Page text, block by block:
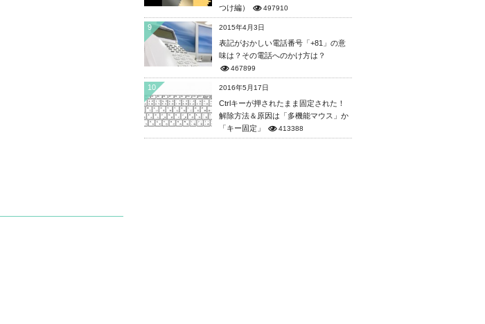
つけ編）
497910
9 2015年4月3日
表記がおかしい電話番号「+81」の意
味は？その電話へのかけ方は？
467899
10 2016年5月17日
Ctrlキーが押されたまま固定された！
解除方法＆原因は「多機能マウス」か
「キー固定」
413388